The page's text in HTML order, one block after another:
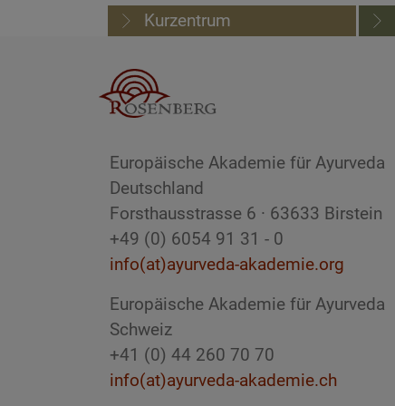
Kurzentrum
Europäische Akademie für Ayurveda
Deutschland
Forsthausstrasse 6 · 63633 Birstein
+49 (0) 6054 91 31 - 0
info(at)ayurveda-akademie.org
Europäische Akademie für Ayurveda
Schweiz
+41 (0) 44 260 70 70
info(at)ayurveda-akademie.ch